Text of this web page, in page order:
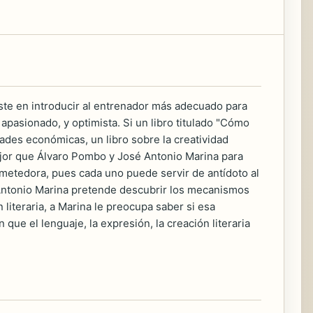
en introducir al entrenador más adecuado para
y optimista. Si un libro titulado "Cómo
económicas, un libro sobre la creatividad
que Álvaro Pombo y José Antonio Marina para
pues cada uno puede servir de antídoto al
Marina pretende descubrir los mecanismos
a Marina le preocupa saber si esa
que el lenguaje, la expresión, la creación literaria